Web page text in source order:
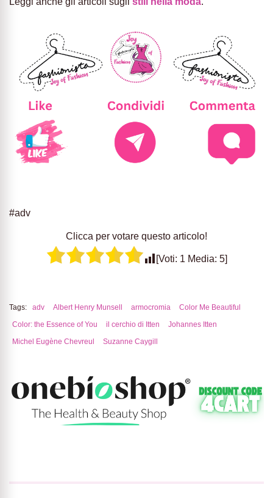
#adv
Clicca per votare questo articolo!
[Voti: 1 Media: 5]
Tags: adv Albert Henry Munsell armocromia Color Me Beautiful
Color: the Essence of You il cerchio di Itten Johannes Itten
Michel Eugène Chevreul Suzanne Caygill